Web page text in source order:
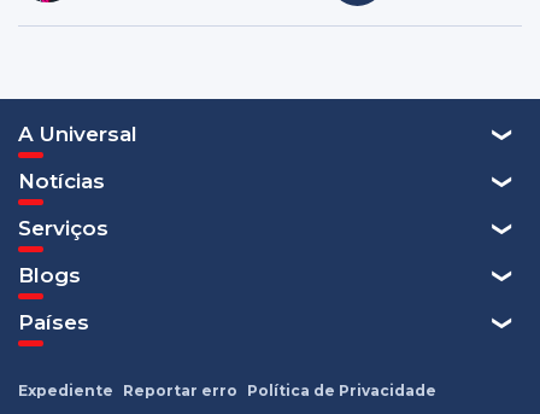
A Universal
Notícias
Serviços
Blogs
Países
Expediente Reportar erro Política de Privacidade